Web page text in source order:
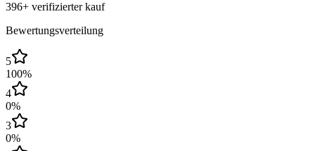
396+ verifizierter kauf
Bewertungsverteilung
5
100%
4
0%
3
0%